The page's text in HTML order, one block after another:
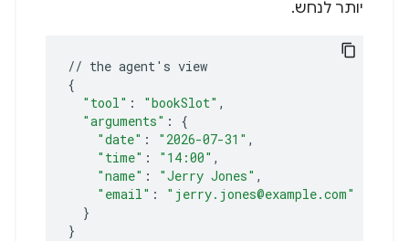
יותר לנחש.
// the agent' s
{
"tool" : "bookSlot"
"arguments" :
{
"date" : "2026-07-31"
"time" : "14:00"
"name" : "Jerry Jones"
"email" :
"jerry.jones@example.com"
}
}